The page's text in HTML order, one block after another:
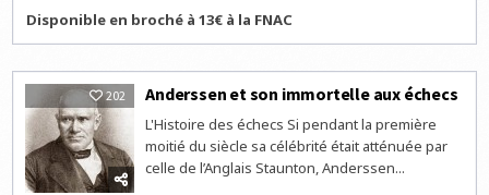
Disponible en broché à 13€ à la FNAC
202 Anderssen et son immortelle aux échecs
L'Histoire des échecs Si pendant la première
moitié du siècle sa célébrité était atténuée par
celle de l’Anglais Staunton, Anderssen...